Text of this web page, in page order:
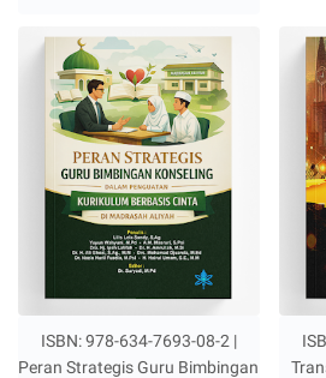
ISBN: 978-634-7693-08-2 |
Peran Strategis Guru Bimbingan